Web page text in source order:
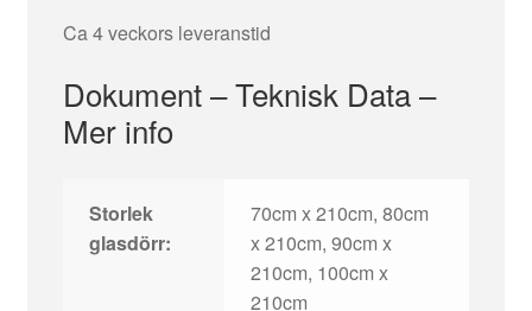
Ca 4 veckors leveranstid
Dokument – Teknisk Data –
Mer info
Storlek
glasdörr:
70cm x 210cm, 80cm
x 210cm, 90cm x
210cm, 100cm x
210cm